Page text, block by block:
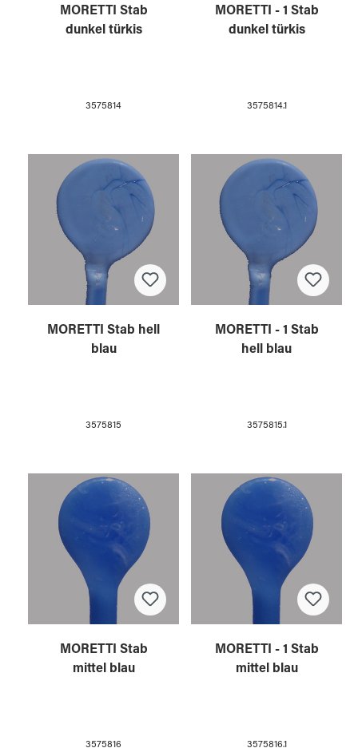
MORETTI Stab
dunkel türkis
3575814
MORETTI - 1 Stab
dunkel türkis
3575814.1
MORETTI Stab hell
blau
3575815
MORETTI - 1 Stab
hell blau
3575815.1
MORETTI Stab
mittel blau
3575816
MORETTI - 1 Stab
mittel blau
3575816.1